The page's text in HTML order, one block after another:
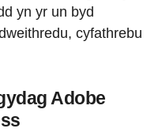
yn yr un byd
cyfathrebu
Adobe